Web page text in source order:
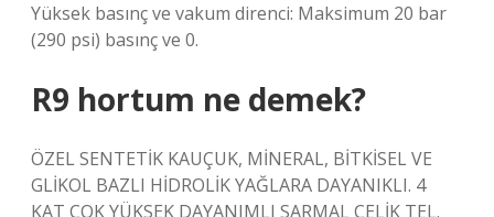
Yüksek basınç ve vakum direnci: Maksimum 20 bar
(290 psi) basınç ve 0.
R9 hortum ne demek?
ÖZEL SENTETİK KAUÇUK, MİNERAL, BİTKİSEL VE ​​
GLİKOL BAZLI HİDROLİK YAĞLARA DAYANIKLI. 4
KAT ÇOK YÜKSEK DAYANIMLI SARMAL ÇELİK TEL.